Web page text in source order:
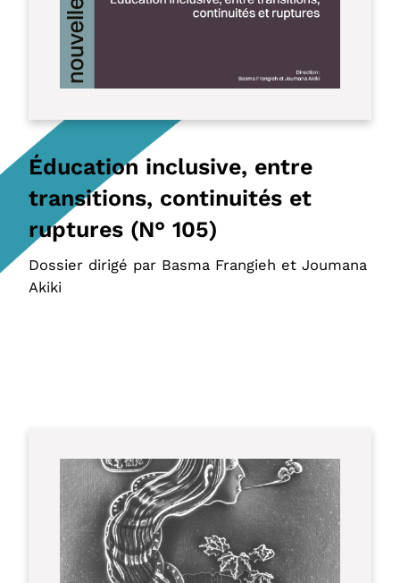
Éducation inclusive, entre
transitions, continuités et
ruptures (N° 105)
Dossier dirigé par Basma Frangieh et Joumana
Akiki